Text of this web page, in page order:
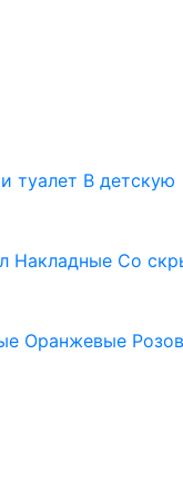
туалет В детскую
Накладные Со
Оранжевые